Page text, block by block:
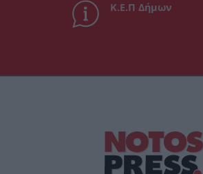
Κ.Ε.Π Δήμων